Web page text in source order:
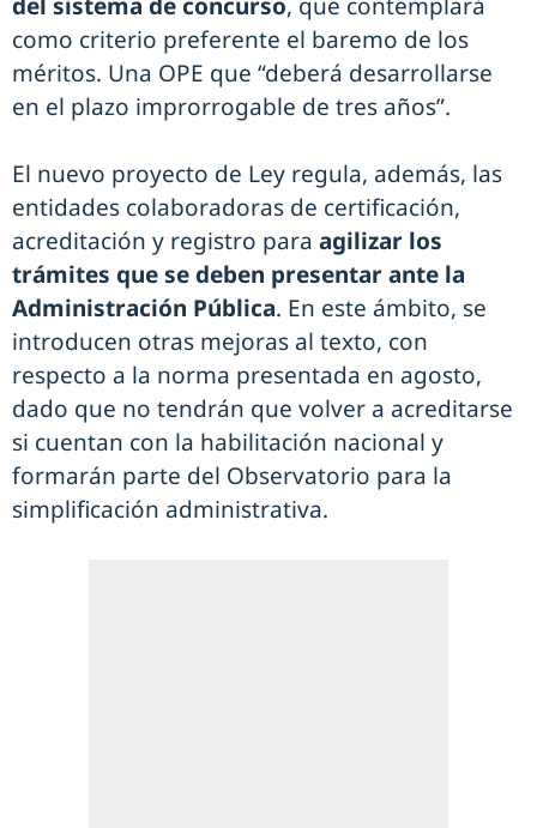
como criterio preferente el baremo de los
méritos. Una OPE que “deberá desarrollarse
en el plazo improrrogable de tres años”.
El nuevo proyecto de Ley regula, además, las
entidades colaboradoras de certificación,
acreditación y registro para agilizar los
trámites que se deben presentar ante la
Administración Pública. En este ámbito, se
introducen otras mejoras al texto, con
respecto a la norma presentada en agosto,
dado que no tendrán que volver a acreditarse
si cuentan con la habilitación nacional y
formarán parte del Observatorio para la
simplificación administrativa.